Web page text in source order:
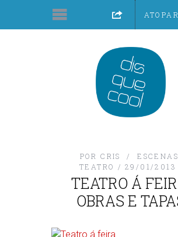
POR CRIS ESCENAS
TEATRO
29/01/2013
TEATRO Á
OBRAS E